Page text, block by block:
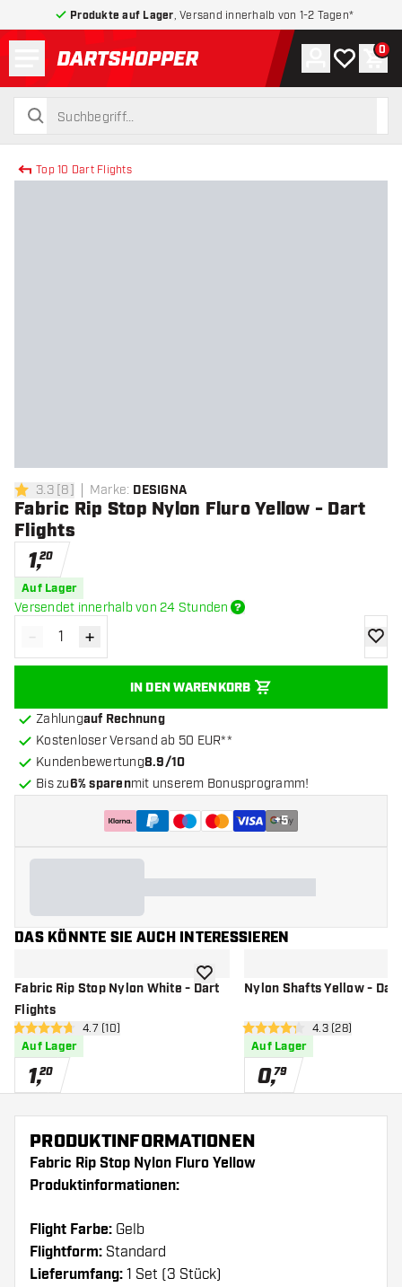
Produkte auf Lager , Versand innerhalb von 1-2 Tagen*
zurück zur Startseite
suchen
suchen
Konto
Meine 0
Top 10 Dart Flights
3.3 Bewertungssterne
3.3[8] Marke: DESIGNA
Fabric Rip Stop Nylon Fluro Yellow - Dart
Flights
1,20
Auf Lager
Versendet innerhalb von 24 Stunden
Menge verringern
- Menge erhöhen
+
IN DEN WARENKORB
Zur
Zahlungauf Rechnung
Kostenloser Versand ab 50 EUR**
Kundenbewertung8.9/10
Bis zu6% sparenmit unserem Bonusprogramm!
+5
DAS KÖNNTE SIE AUCH INTERESSIEREN
Fabric Rip Stop Nylon White - Dart
Flights
Bewertungsbereich öffnen
4.7 Bewertungssterne
4.7 (10)
Auf Lager
1,20
Zur Wunschliste hinzufügen
Nylon Shafts Yellow -
4.3 Bewertungssterne
4.3 (28)
Auf Lager
0,79
PRODUKTINFORMATIONEN
Fabric Rip Stop Nylon Fluro Yellow
Produktinformationen:
Flight Farbe: Gelb
Flightform: Standard
Lieferumfang: 1 Set (3 Stück)